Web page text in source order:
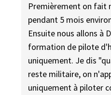
Premièrement on fait
pendant 5 mois
Ensuite nous allons à
formation de pilote
uniquement. Je dis
reste militaire, on
uniquement à piloter